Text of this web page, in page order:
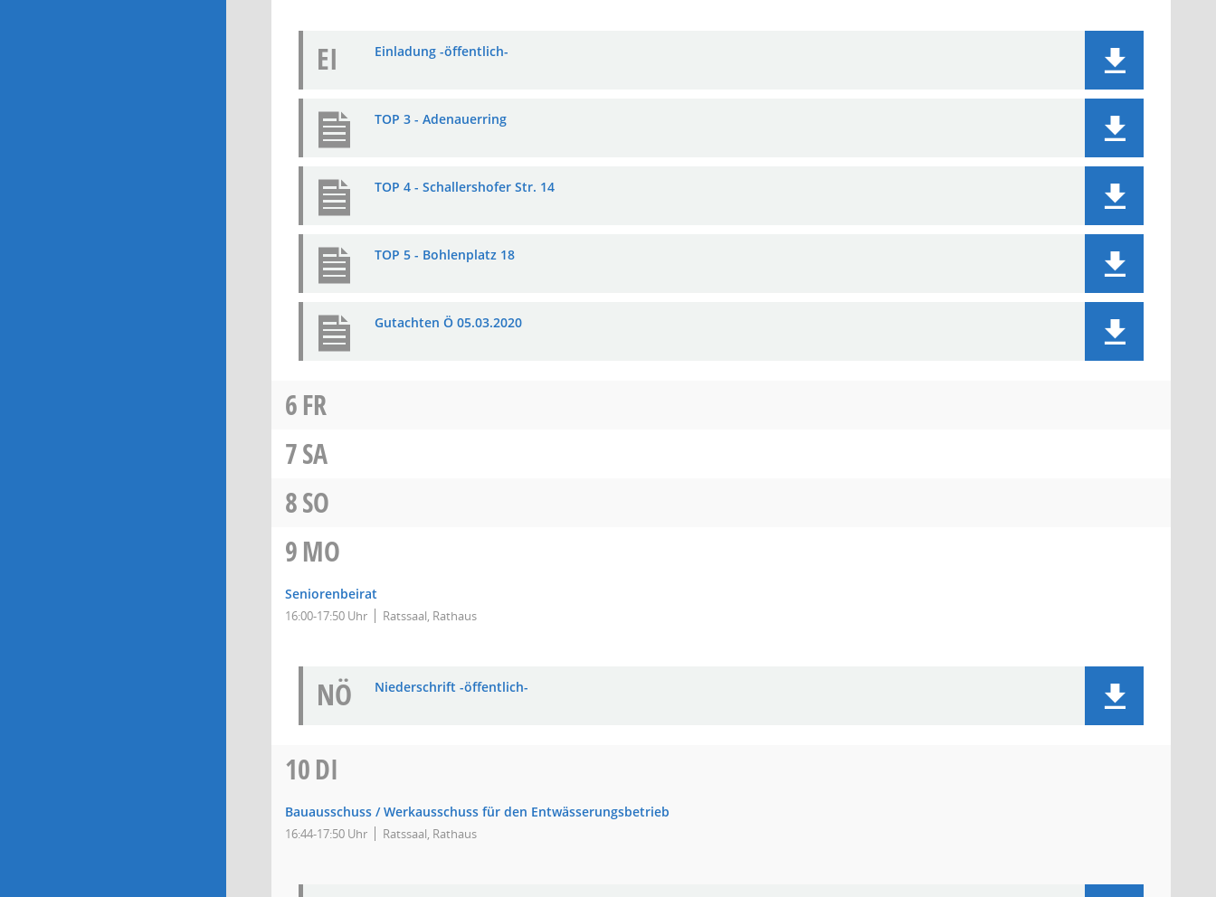
EI Einladung -öffentlich-
TOP 3 - Adenauerring
TOP 4 - Schallershofer Str. 14
TOP 5 - Bohlenplatz 18
Gutachten Ö 05.03.2020
6FR
7SA
8SO
9MO
Seniorenbeirat
16:00-17:50 Uhr Ratssaal, Rathaus
NÖ Niederschrift -öffentlich-
10DI
Bauausschuss / Werkausschuss für den Entwässerungsbetrieb
16:44-17:50 Uhr Ratssaal, Rathaus